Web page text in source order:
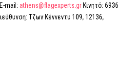
E-mail: athens@flagexperts.gr Κινητό: 6936
Τζων Κέννεντυ 109, 12136,